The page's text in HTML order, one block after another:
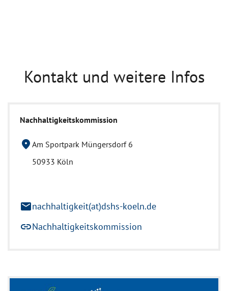
Kontakt und weitere Infos
Nachhaltigkeitskommission
location_on Am Sportpark Müngersdorf 6
50933 Köln
mailnachhaltigkeit(at)dshs-koeln.de
linkNachhaltigkeitskommission